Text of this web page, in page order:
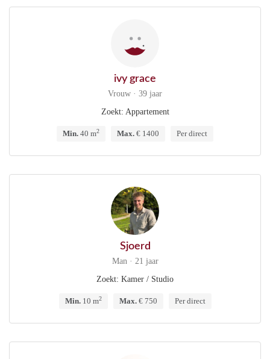
ivy grace
Vrouw · 39 jaar
Zoekt: Appartement
Min. 40 m2 Max. € 1400 Per direct
Sjoerd
Man · 21 jaar
Zoekt: Kamer / Studio
Min.10 m2 Max.€ 750 Per direct